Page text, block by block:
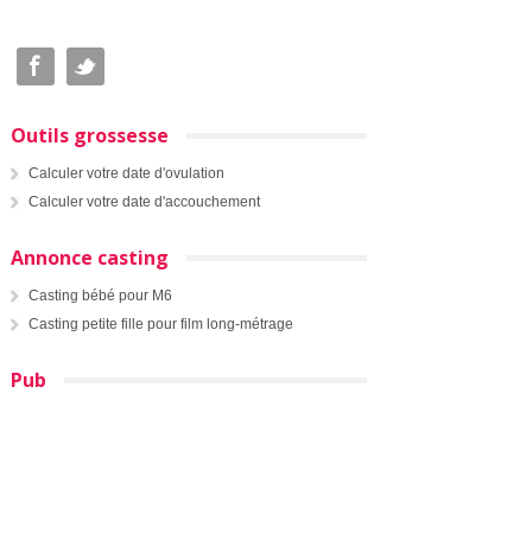
Outils grossesse
Calculer votre date d'ovulation
Calculer votre date d'accouchement
Annonce casting
Casting bébé pour M6
Casting petite fille pour film long-métrage
Pub